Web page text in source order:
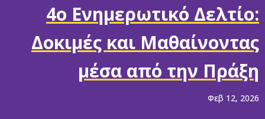
4ο Ενημερωτικό Δελτίο:
Δοκιμές και Μαθαίνοντας
μέσα από την Πράξη
Φεβ 12, 2026